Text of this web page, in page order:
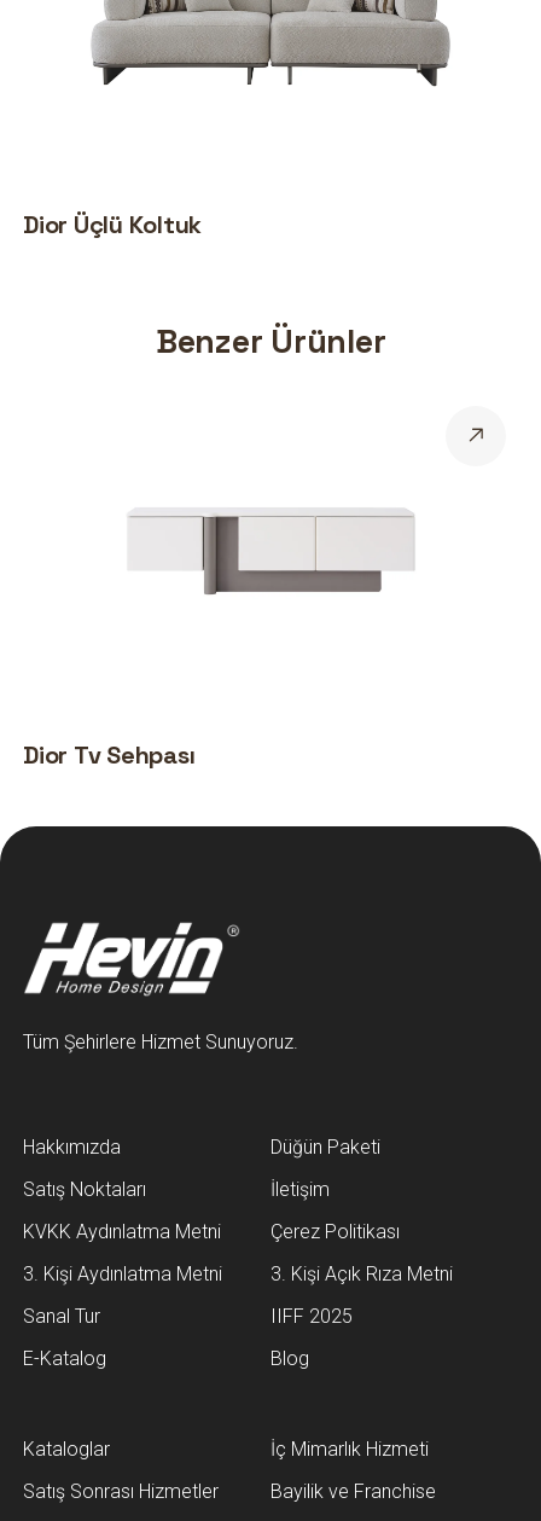
Dior Üçlü Koltuk
Benzer Ürünler
Dior Tv Sehpası
Tüm Şehirlere Hizmet Sunuyoruz.
Hakkımızda
Düğün Paketi
Satış Noktaları
İletişim
KVKK Aydınlatma Metni
Çerez Politikası
3. Kişi Aydınlatma Metni
3. Kişi Açık Rıza Metni
Sanal Tur
IIFF 2025
E-Katalog
Blog
Kataloglar
İç Mimarlık Hizmeti
Satış Sonrası Hizmetler
Bayilik ve Franchise